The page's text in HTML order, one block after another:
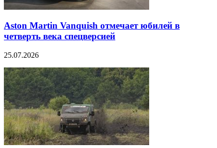
Aston Martin Vanquish отмечает юбилей в
четверть века спецверсией
25.07.2026